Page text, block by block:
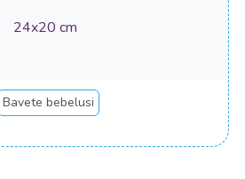
24x20 cm
Bavete bebelusi